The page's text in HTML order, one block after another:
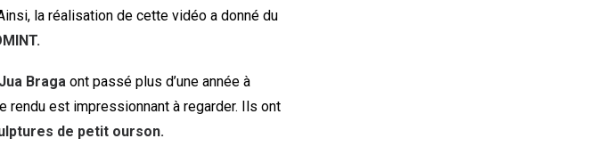
la réalisation de cette vidéo a donné du
Jua Braga ont passé plus d’une année à
rendu est impressionnant à regarder. Ils ont
de petit ourson.